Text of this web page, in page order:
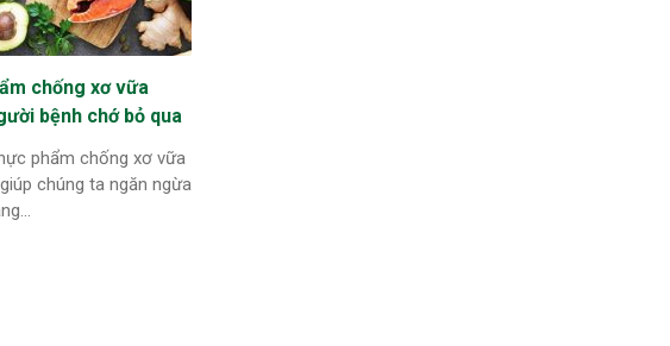
chống xơ vữa
bệnh chớ bỏ qua
phẩm chống xơ vữa
chúng ta ngăn ngừa